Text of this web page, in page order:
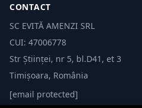
CONTACT
SC EVITĂ AMENZI SRL
CUI: 47006778
Str Științei, nr 5, bl.D41, et 3
Timișoara, România
[email protected]